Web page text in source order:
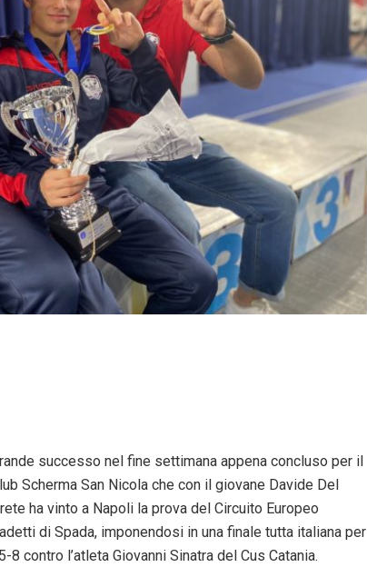
successo nel fine settimana appena concluso per il
Scherma San Nicola che con il giovane Davide Del
ha vinto a Napoli la prova del Circuito Europeo
di Spada, imponendosi in una finale tutta italiana per
8 contro l’atleta Giovanni Sinatra del Cus Catania.